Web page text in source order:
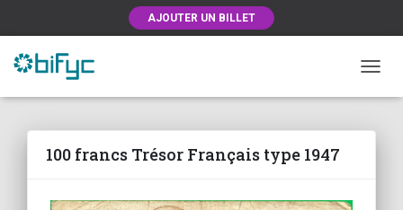
AJOUTER UN BILLET
100 francs Trésor Français type 1947